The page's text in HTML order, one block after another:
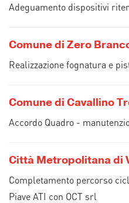
Adeguamento dispositivi
Comune di Zero
Realizzazione fognatura e
Comune di Cavallino
Accordo Quadro -
Città Metropolitana di
Completamento percorso
Piave ATI con OCT srl